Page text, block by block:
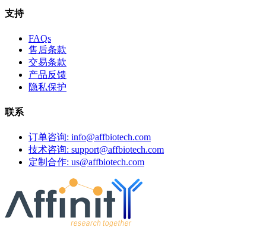
支持
FAQs
售后条款
交易条款
产品反馈
隐私保护
联系
订单咨询: info@affbiotech.com
技术咨询: support@affbiotech.com
定制合作: us@affbiotech.com